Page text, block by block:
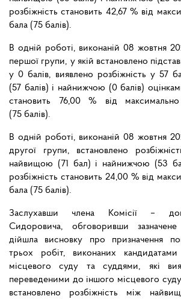
розбіжність становить 42,67 % від
бала (75 балів).
В одній роботі, виконаній 08 жовтня
першої групи, у якій встановлено
у 0 балів, виявлено розбіжність у 57
(57 балів) і найнижчою (0 балів)
становить 76,00 % від
(75 балів).
В одній роботі, виконаній 08 жовтня
другої групи, встановлено
найвищою (71 бал) і найнижчою (53
розбіжність становить 24,00 % від
бала (75 балів).
Заслухавши члена Комісії –
Сидоровича, обговоривши зазначене
дійшла висновку про призначення
трьох робіт, виконаних
місцевого суду та суддями, які
переведеними до іншого місцевого
встановлено розбіжність між